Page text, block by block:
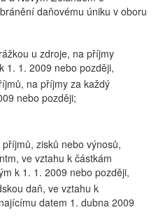
daňovému úniku v oboru
u zdroje, na příjmy
1. 1. 2009 nebo později,
na příjmy za každý
nebo později;
zisků nebo výnosů,
ve vztahu k částkám
k 1. 1. 2009 nebo později,
daň, ve vztahu k
datem 1. dubna 2009